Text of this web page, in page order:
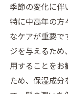
期待
昭和区の
法
日常
美容
地域
季節の変化に伴
特に中高年の方
なケアが重要で
ジを与えるため
用することをお
ため、保湿成